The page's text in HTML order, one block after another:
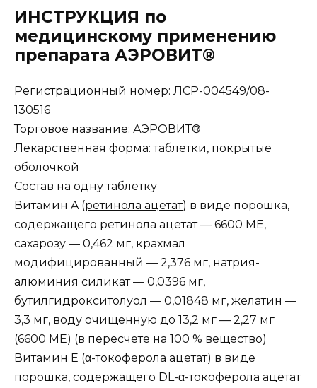
ИНСТРУКЦИЯ по
медицинскому применению
препарата АЭРОВИТ®
Регистрационный номер: ЛСР-004549/08-
130516
Торговое название: АЭРОВИТ®
Лекарственная форма: таблетки, покрытые
оболочкой
Состав на одну таблетку
Витамин A (ретинола ацетат) в виде порошка,
содержащего ретинола ацетат — 6600 МЕ,
сахарозу — 0,462 мг, крахмал
модифицированный — 2,376 мг, натрия-
алюминия силикат — 0,0396 мг,
бутилгидрокситолуол — 0,01848 мг, желатин —
3,3 мг, воду очищенную до 13,2 мг — 2,27 мг
(6600 МЕ) (в пересчете на 100 % вещество)
Витамин E (α-токоферола ацетат) в виде
порошка, содержащего DL-α-токоферола ацетат